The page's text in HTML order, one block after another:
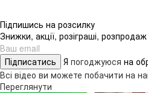
Підпишись на розсилку
Знижки, акції, розіграші, розпродаж
Підписатись Я погоджуюся на
Всі відео ви можете побачити на
Переглянути